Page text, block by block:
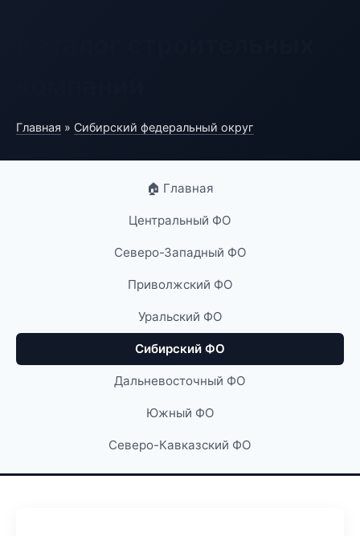
Главная » Сибирский федеральный округ
🏠 Главная
Центральный ФО
Северо-Западный ФО
Приволжский ФО
Уральский ФО
Сибирский ФО
Дальневосточный ФО
Южный ФО
Северо-Кавказский ФО